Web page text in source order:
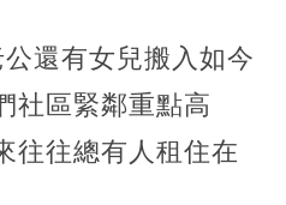
還有女兒搬入如今
社區緊鄰重點高
往往總有人租住在